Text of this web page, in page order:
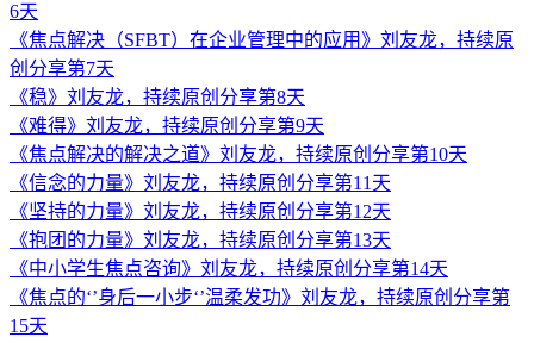
6天
《焦点解决（SFBT）在企业管理中的应用》刘友龙，持续原
创分享第7天
《稳》刘友龙，持续原创分享第8天
《难得》刘友龙，持续原创分享第9天
《焦点解决的解决之道》刘友龙，持续原创分享第10天
《信念的力量》刘友龙，持续原创分享第11天
《坚持的力量》刘友龙，持续原创分享第12天
《抱团的力量》刘友龙，持续原创分享第13天
《中小学生焦点咨询》刘友龙，持续原创分享第14天
《焦点的‘’身后一小步‘’温柔发功》刘友龙，持续原创分享第
15天